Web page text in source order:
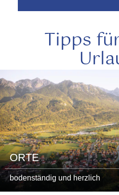
Tipps
ORTE
bodenständig und herzlich